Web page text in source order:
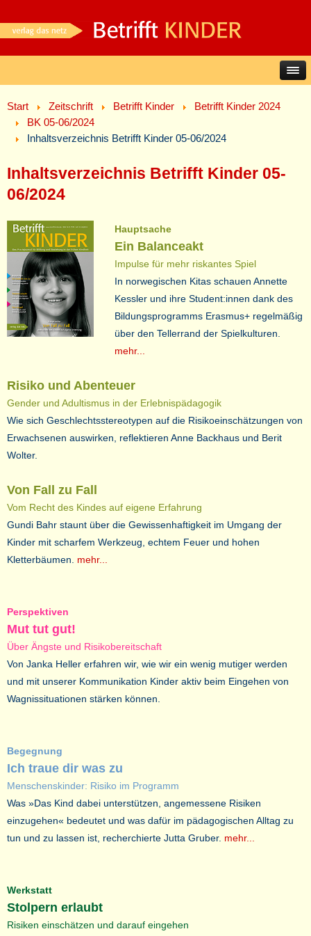
Start Zeitschrift Betrifft Kinder
Betrifft Kinder 2024
BK 05-06/2024
Inhaltsverzeichnis Betrifft Kinder 05-06/2024
Inhaltsverzeichnis Betrifft Kinder 05-
06/2024
Hauptsache
Ein Balanceakt
Impulse für mehr riskantes Spiel
In norwegischen Kitas schauen Annette
Kessler und ihre Student:innen dank des
Bildungsprogramms Erasmus+ regelmäßig
über den Tellerrand der Spielkulturen.
mehr...
Risiko und Abenteuer
Gender und Adultismus in der Erlebnispädagogik
Wie sich Geschlechtsstereotypen auf die Risikoeinschätzungen von
Erwachsenen auswirken, reflektieren Anne Backhaus und Berit
Wolter.
Von Fall zu Fall
Vom Recht des Kindes auf eigene Erfahrung
Gundi Bahr staunt über die Gewissenhaftigkeit im Umgang der
Kinder mit scharfem Werkzeug, echtem Feuer und hohen
Kletterbäumen. mehr...
Perspektiven
Mut tut gut!
Über Ängste und Risikobereitschaft
Von Janka Heller erfahren wir, wie wir ein wenig mutiger werden
und mit unserer Kommunikation Kinder aktiv beim Eingehen von
Wagnissituationen stärken können.
Begegnung
Ich traue dir was zu
Menschenskinder: Risiko im Programm
Was »Das Kind dabei unterstützen, angemessene Risiken
einzugehen« bedeutet und was dafür im pädagogischen Alltag zu
tun und zu lassen ist, recherchierte Jutta Gruber. mehr...
Werkstatt
Stolpern erlaubt
Risiken einschätzen und darauf eingehen